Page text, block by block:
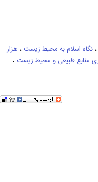
، نگاه اسلام به محیط زیست ، هزار
منابع طبیعی و محیط زیست ،